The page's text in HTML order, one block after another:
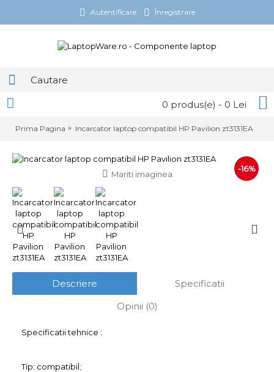
Autentificare Înregistrare
0 produs(e) - 0 Lei
Prima Pagina Incarcator laptop compatibil HP Pavilion zt3131EA
-16%
Mariti imaginea
Descriere
Specificatii
Opinii (0)
Specificatii tehnice :
Tip: compatibil;